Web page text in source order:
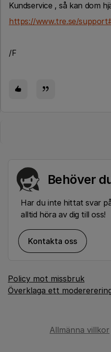
Kundservice , så kan dom
https://www.tre.se/
/F
Behöver
Har du inte hittat svar
alltid höra av dig till oss!
Kontakta oss
Policy mot missbruk
Överklaga ett
Allmänna villkor